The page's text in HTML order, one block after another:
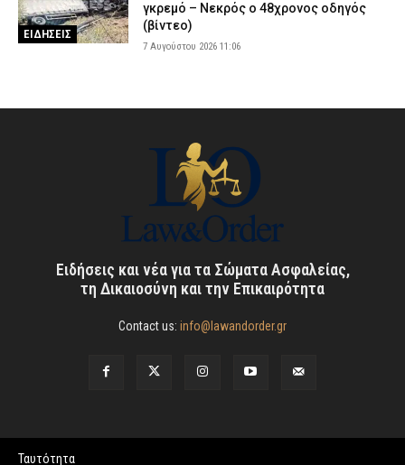
ΕΙΔΗΣΕΙΣ
γκρεμό – Νεκρός ο 48χρονος οδηγός
(βίντεο)
7 Αυγούστου 2026 11:06
Ειδήσεις και νέα για τα Σώματα Ασφαλείας,
τη Δικαιοσύνη και την Επικαιρότητα
Contact us: info@lawandorder.gr
Ταυτότητα